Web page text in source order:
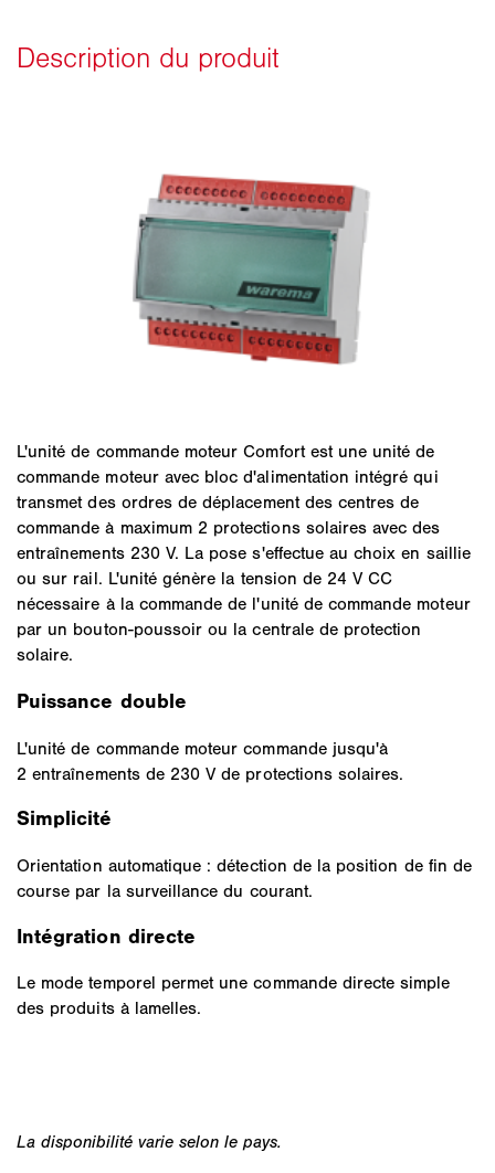
L'unité de commande moteur Comfort est une unité de
commande moteur avec bloc d'alimentation intégré qui
transmet des ordres de déplacement des centres de
commande à maximum 2 protections solaires avec des
entraînements 230 V. La pose s'effectue au choix en saillie
ou sur rail. L'unité génère la tension de 24 V CC
nécessaire à la commande de l'unité de commande moteur
par un bouton-poussoir ou la centrale de protection
solaire.
Puissance double
L'unité de commande moteur commande jusqu'à
2 entraînements de 230 V de protections solaires.
Simplicité
Orientation automatique : détection de la position de fin de
course par la surveillance du courant.
Intégration directe
Le mode temporel permet une commande directe simple
des produits à lamelles.